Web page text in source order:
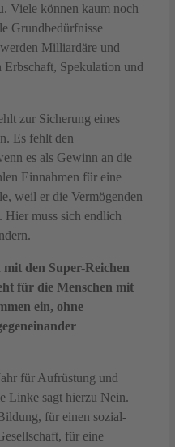
Viele können kaum noch
Grundbedürfnisse
Milliardäre und
Spekulation und
zur Sicherung eines
Es fehlt den
es als Gewinn an die
Einnahmen für eine
weil er die Vermögenden
Hier muss sich endlich
den Super-Reichen
für die Menschen mit
ein, ohne
für Aufrüstung und
Linke sagt hierzu Nein.
für einen sozial-
für eine